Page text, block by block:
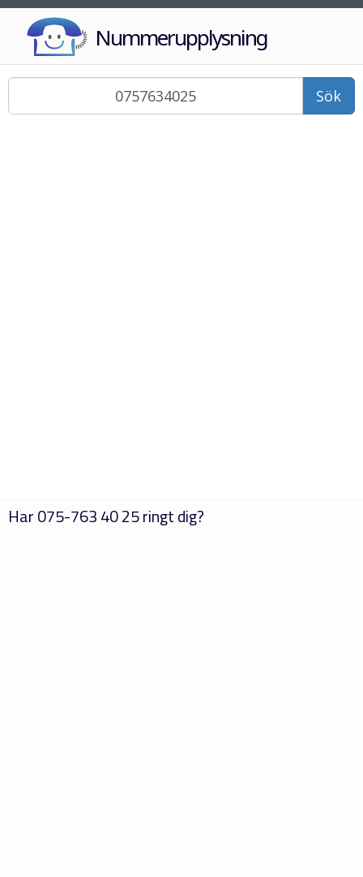
Nummerupplysning
Sök
Har075-763 40 25ringt dig?